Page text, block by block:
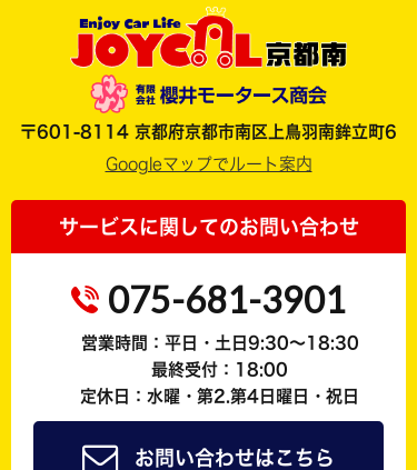
〒601-8114 京都府京都市南区上鳥羽南鉾立町6
Googleマップでルート案内
サービスに関してのお問い合わせ
075-681-3901
営業時間：平日・土日9:30～18:30
最終受付：18:00
定休日：水曜・第2.第4日曜日・祝日
お問い合わせはこちら